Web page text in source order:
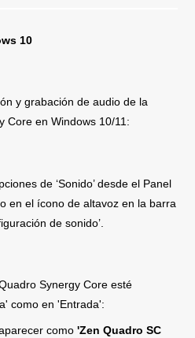
10
y grabación de audio de la
Core en Windows 10/11:
de ‘Sonido’ desde el Panel
en el ícono de altavoz en la barra
de sonido’.
Synergy Core esté
como en 'Entrada':
como'Zen Quadro SC